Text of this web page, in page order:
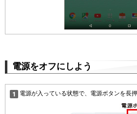
電源をオフにしよう
電源が入っている状態で、電源ボタンを長押